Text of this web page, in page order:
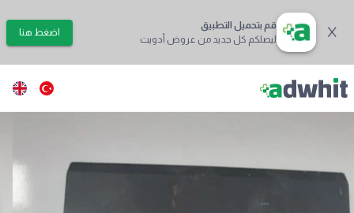
قم بتحميل التطبيق
ليصلكم كل جديد من عروض أدويت
اضغط هنا